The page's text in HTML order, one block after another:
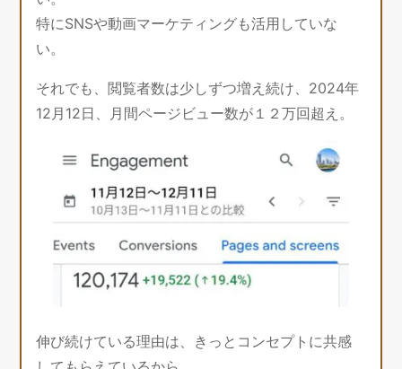
特にSNSや動画マーケティングも活用していな
い。
それでも、閲覧者数は少しずつ増え続け、2024年
12月12日、月間ページビュー数が１２万回超え。
伸び続けている理由は、きっとコンセプトに共感